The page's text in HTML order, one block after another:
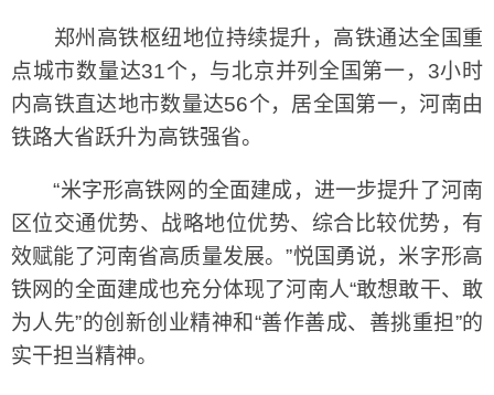
郑州高铁枢纽地位持续提升，高铁通达全国重
点城市数量达31个，与北京并列全国第一，3小时
内高铁直达地市数量达56个，居全国第一，河南由
铁路大省跃升为高铁强省。
“米字形高铁网的全面建成，进一步提升了河南
区位交通优势、战略地位优势、综合比较优势，有
效赋能了河南省高质量发展。”悦国勇说，米字形高
铁网的全面建成也充分体现了河南人“敢想敢干、敢
为人先”的创新创业精神和“善作善成、善挑重担”的
实干担当精神。